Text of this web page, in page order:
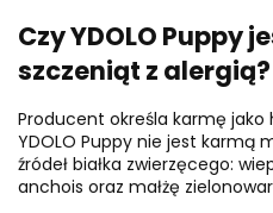
Czy YDOLO Puppy
szczeniąt z alergią?
Producent określa karmę jako
YDOLO Puppy nie jest karmą
źródeł białka zwierzęcego:
anchois oraz małżę